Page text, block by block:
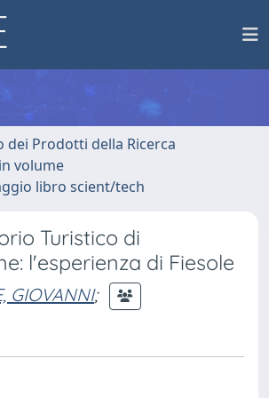
dei Prodotti della Ricerca
volume
libro scient/tech
Turistico di
l'esperienza di Fiesole
GIOVANNI;